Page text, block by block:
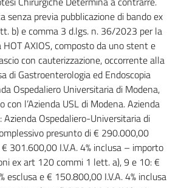
senza previa pubblicazione di bando ex
b) e comma 3 d.lgs. n. 36/2023 per la
AXIOS, composto da uno stent e
con cauterizzazione, occorrente alla
di Gastroenterologia ed Endoscopia
Ospedaliero Universitaria di Modena,
con l’Azienda USL di Modena. Azienda
Ospedaliero-Universitaria di
presunto di € 290.000,00
€ 301.600,00 I.V.A. 4% inclusa – importo
ex art 120 commi 1 lett. a), 9 e 10: €
esclusa e € 150.800,00 I.V.A. 4% inclusa